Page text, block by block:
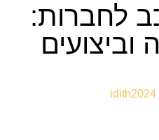
לחברות:
וביצועים
idith